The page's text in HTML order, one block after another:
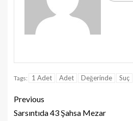
Tags: 1 Adet Adet Değerinde Suç
Previous
Sarsıntıda 43 Şahsa Mezar